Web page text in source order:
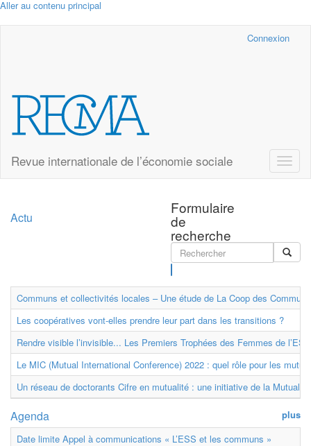
Aller au contenu principal
Connexion
Revue internationale de l’économie sociale
Toggle
Formulaire
de
recherche
Actu
Communs et collectivités locales – Une étude de La Coop des
Les coopératives vont-elles prendre leur part dans les transitions ?
Rendre visible l’invisible... Les Premiers Trophées des Femmes de
Le MIC (Mutual International Conference) 2022 : quel rôle pour les
Un réseau de doctorants Cifre en mutualité : une initiative de la
plus
Agenda
Date limite Appel à communications « L’ESS et les communs »